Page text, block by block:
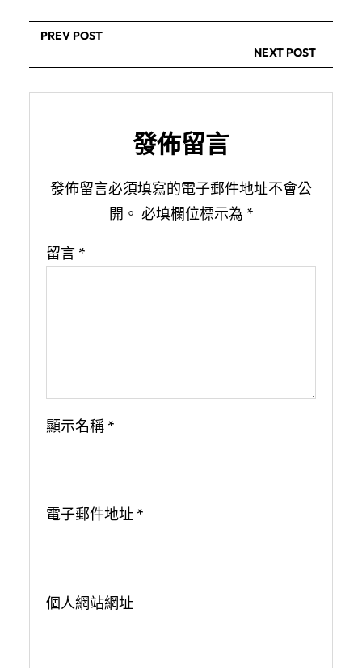
PREV POST
NEXT POST
發佈留言
發佈留言必須填寫的電子郵件地址不會公
開。 必填欄位標示為 *
留言 *
顯示名稱 *
電子郵件地址 *
個人網站網址